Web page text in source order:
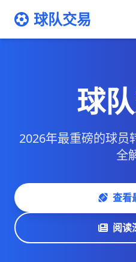
球队交易
球
2026年最重磅的球员
全
查看
阅读